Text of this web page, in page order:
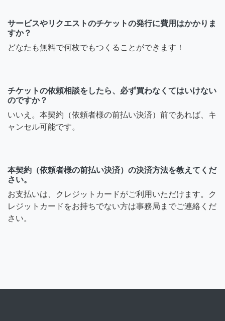
サービスやリクエストのチケットの発行に費用はかかりま
すか？
どなたも無料で何枚でもつくることができます！
チケットの依頼相談をしたら、必ず買わなくてはいけない
のですか？
いいえ。本契約（依頼者様の前払い決済）前であれば、キ
ャンセル可能です。
本契約（依頼者様の前払い決済）の決済方法を教えてくだ
さい。
お支払いは、クレジットカードがご利用いただけます。ク
レジットカードをお持ちでない方は事務局までご連絡くだ
さい。